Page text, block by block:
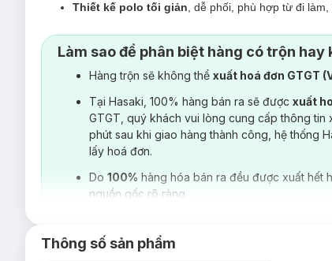
Thiết kế polo tối giản , dễ phối, phù hợp từ đi
Làm sao để phân biệt hàng có trộn hay
Hàng trộn sẽ không thể xuất hoá đơn GTGT
Tại Hasaki, 100% hàng bán ra sẽ được xuất
GTGT, quý khách vui lòng cung cấp thông
phút sau khi giao hàng thành công, hệ thống
lấy hoá đơn.
Do 100% hàng hóa bán ra đều được xuất hết
nguồn gốc rõ ràng.
Thông số sản phẩm